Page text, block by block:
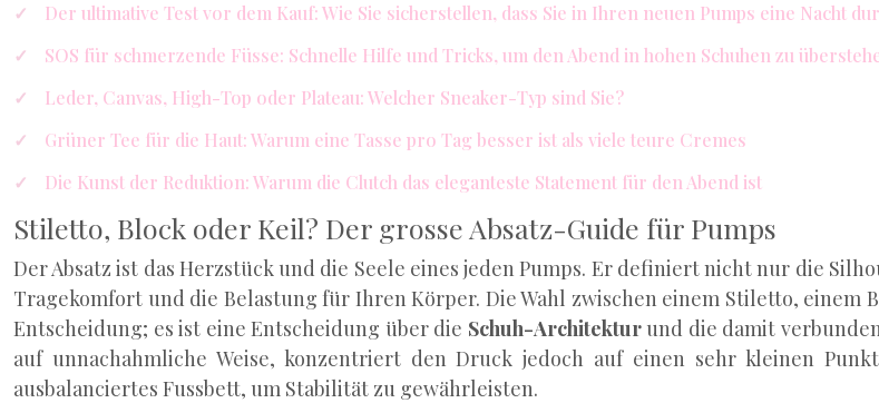
Der ultimative Test vor dem Kauf: Wie Sie sicherstellen, dass Sie in Ihren neuen Pumps eine Nacht
SOS für schmerzende Füsse: Schnelle Hilfe und Tricks, um den Abend in hohen Schuhen zu
Leder, Canvas, High-Top oder Plateau: Welcher Sneaker-Typ sind Sie?
Grüner Tee für die Haut: Warum eine Tasse pro Tag besser ist als viele teure Cremes
Die Kunst der Reduktion: Warum die Clutch das eleganteste Statement für den Abend ist
Stiletto, Block oder Keil? Der grosse Absatz-Guide für Pumps
Der Absatz ist das Herzstück und die Seele eines jeden Pumps. Er definiert nicht nur die
Tragekomfort und die Belastung für Ihren Körper. Die Wahl zwischen einem Stiletto, einem
Entscheidung; es ist eine Entscheidung über die Schuh-Architekturund die damit
auf unnachahmliche Weise, konzentriert den Druck jedoch auf einen sehr kleinen
ausbalanciertes Fussbett, um Stabilität zu gewährleisten.